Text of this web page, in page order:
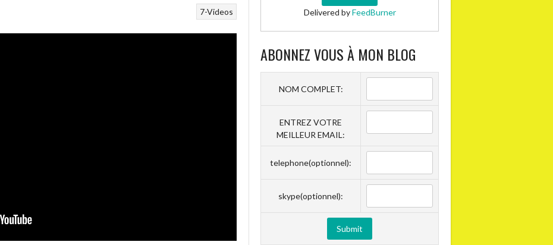
7-Videos Delivered byFeedBurner
ABONNEZ VOUS À MON BLOG
NOM COMPLET:
ENTREZ VOTRE
MEILLEUR EMAIL:
telephone(optionnel):
skype(optionnel):